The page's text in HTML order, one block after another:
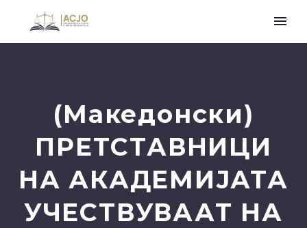
(Македонски)
ПРЕТСТАВНИЦИ
НА АКАДЕМИЈАТА
УЧЕСТВУВААТ НА